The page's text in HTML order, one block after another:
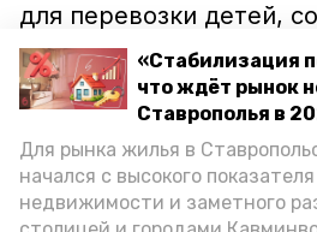
«Стабилизация
что ждёт рынок
Ставрополья в
Для рынка жилья в
начался с высокого
недвижимости и заметного
для перевозки детей,
скоростной режим,
световозвращающие
одежде и, конечно же,
переходить дорогу
положенном для этого